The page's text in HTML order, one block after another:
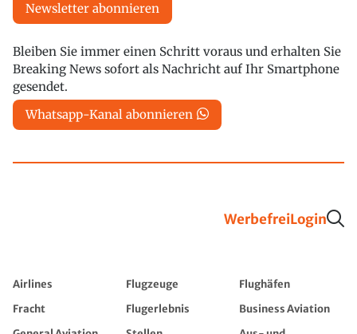
Newsletter abonnieren
Bleiben Sie immer einen Schritt voraus und erhalten Sie
Breaking News sofort als Nachricht auf Ihr Smartphone
gesendet.
Whatsapp-Kanal abonnieren
WerbefreiLogin
Airlines Flugzeuge
Flughäfen
Fracht
Flugerlebnis
Business Aviation